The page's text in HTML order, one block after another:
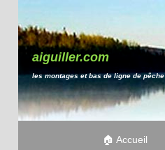
aiguiller.com
les montages et bas de ligne de pêche
🏠 Accueil